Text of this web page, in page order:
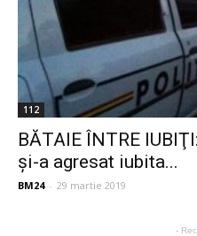
112
BĂTAIE ÎNTRE
şi-a agresat iubita...
BM24 - 29 martie 2019
-